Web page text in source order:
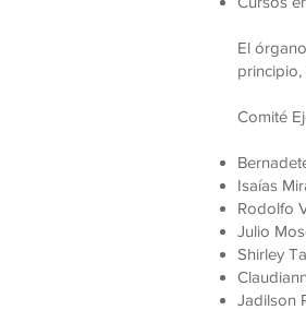
El
principio,
Comité
Isaías
Rodolfo
Julio
Shirley
Jadilson